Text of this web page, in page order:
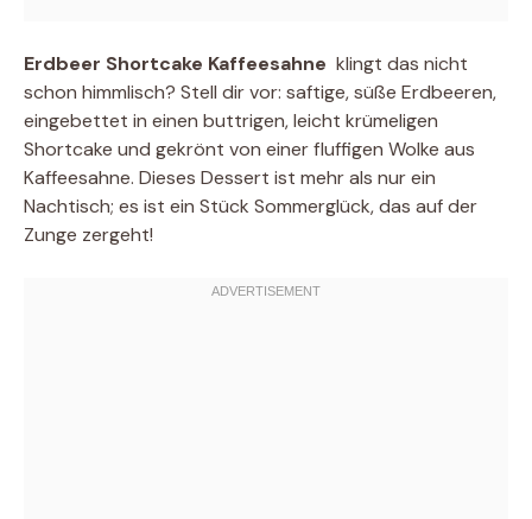
Erdbeer Shortcake Kaffeesahne  klingt das nicht
schon himmlisch? Stell dir vor: saftige, süße Erdbeeren,
eingebettet in einen buttrigen, leicht krümeligen
Shortcake und gekrönt von einer fluffigen Wolke aus
Kaffeesahne. Dieses Dessert ist mehr als nur ein
Nachtisch; es ist ein Stück Sommerglück, das auf der
Zunge zergeht!